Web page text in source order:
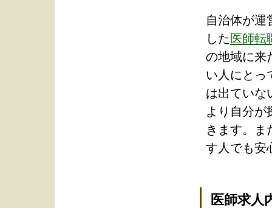
自治体が運
した医師転
の地域に来
い人にとっ
は出ていな
より自分が
きます。ま
す人でも安
医師求人